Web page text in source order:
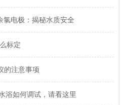
电极：揭秘水质安全
标定
的注意事项
浴如何调试，请看这里